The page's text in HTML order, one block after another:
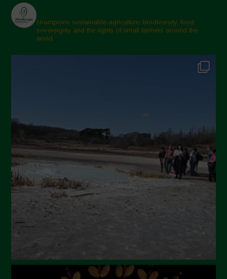
champions sustainable agriculture, biodiversity, food
sovereignty and the rights of small farmers around the
world.